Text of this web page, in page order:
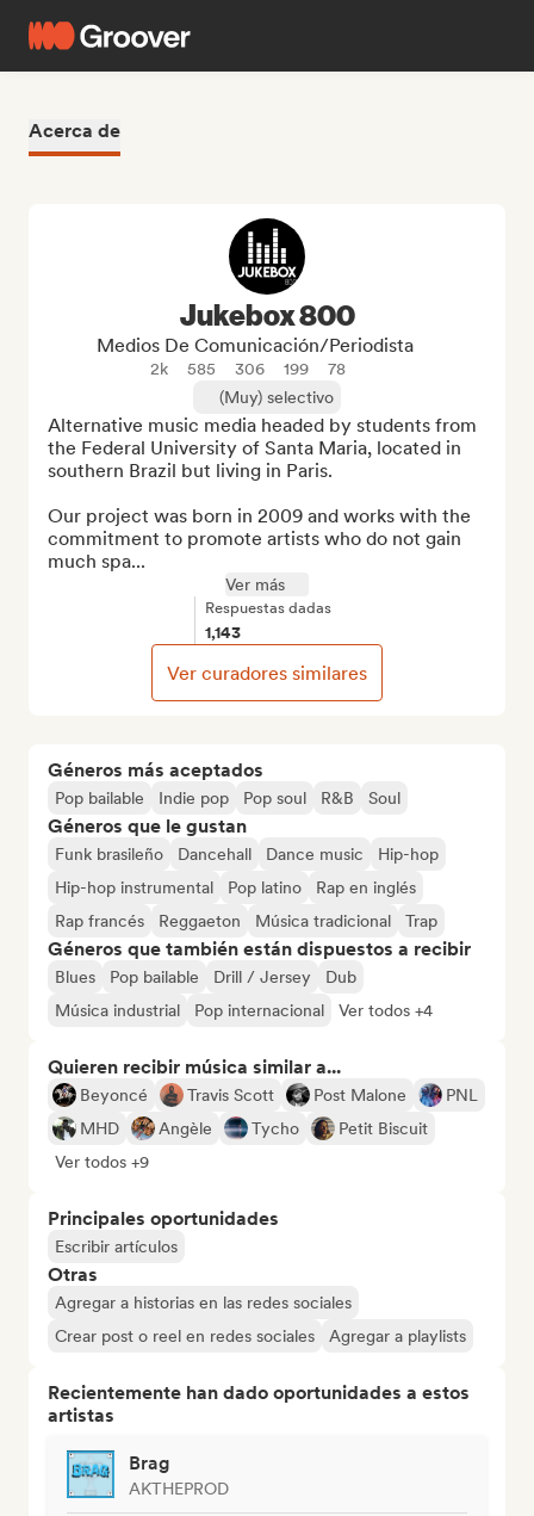
Acerca de
Géneros más aceptados
Pop bailable Indie pop Pop soul R&B Soul
Géneros que le gustan
Funk brasileño Dancehall Dance music
Hip-hop
Hip-hop instrumental
Pop latino
Rap en inglés
Rap francés
Reggaeton Música tradicional Trap
Géneros que también están dispuestos a recibir
Blues Pop bailable Drill / Jersey
Dub
Música industrial
Pop internacional Ver todos +4
Quieren recibir música similar a...
Beyoncé Travis Scott Post Malone
PNL
MHD
Angèle Tycho
Petit Biscuit
Ver todos +9
Principales oportunidades
Escribir artículos
Otras
Agregar a historias en las redes sociales
Crear post o reel en redes sociales
Agregar a playlists
Recientemente han dado oportunidades a estos
artistas
Brag
AKTHEPROD
Jukebox 800
Medios De Comunicación/Periodista
2k 585 306 199
78
(Muy) selectivo
Alternative music media headed by students from
the Federal University of Santa Maria, located in
southern Brazil but living in Paris.
Our project was born in 2009 and works with the
commitment to promote artists who do not gain
much spa...
Ver más
Respuestas dadas
1,143
Ver curadores similares